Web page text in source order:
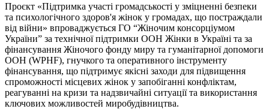
Проєкт «Підтримка участі громадськості у зміцненні безпеки
та психологічного здоров'я жінок у громадах, що постраждали
від війни» впроваджується ГО “Жіночим консорціумом
України” за технічної підтримки ООН Жінки в Україні та за
фінансування Жіночого фонду миру та гуманітарної допомоги
ООН (WPHF), гнучкого та оперативного інструменту
фінансування, що підтримує якісні заходи для підвищення
спроможності місцевих жінок у запобіганні конфліктам,
реагуванні на кризи та надзвичайні ситуації та використання
ключових можливостей миробудівництва.